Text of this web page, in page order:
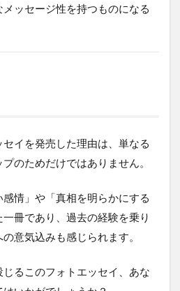
ッセージ性を持つものになる
イを発売した理由は、単なる
のためだけではありません。
情」や「真相を明らかにする
冊であり、過去の経験を乗り
意気込みも感じられます。
るこのフォトエッセイ、あな